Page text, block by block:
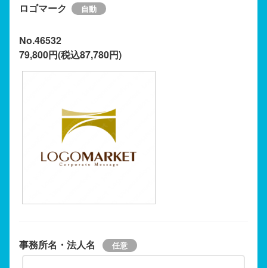
ロゴマーク
No.46532
79,800円(税込87,780円)
事務所名・法人名